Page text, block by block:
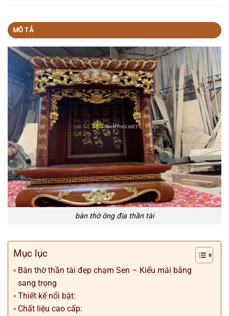
MÔ TẢ
bàn thờ ông địa thần tài
Mục lục
Bàn thờ thần tài đẹp chạm Sen – Kiểu mái bằng
sang trọng
Thiết kế nổi bật:
Chất liệu cao cấp: